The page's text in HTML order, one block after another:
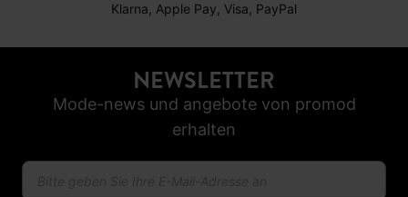
Klarna, Apple Pay, Visa, PayPal
NEWSLETTER
Mode-news und angebote von promod
erhalten